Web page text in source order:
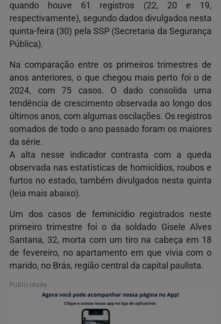
quando houve 61 registros (22, 20 e 19,
respectivamente), segundo dados divulgados nesta
quinta-feira (30) pela SSP (Secretaria da Segurança
Pública).
Na comparação entre os primeiros trimestres de
anos anteriores, o que chegou mais perto foi o de
2024, com 75 casos. O dado consolida uma
tendência de crescimento observada ao longo dos
últimos anos, com algumas oscilações. Os registros
somados de todo o ano passado foram os maiores
da série.
A alta nesse indicador contrasta com a queda
observada nas estatísticas de homicídios, roubos e
furtos no estado, também divulgados nesta quinta
(leia mais abaixo).
Um dos casos de feminicídio registrados neste
primeiro trimestre foi o da soldado Gisele Alves
Santana, 32, morta com um tiro na cabeça em 18
de fevereiro, no apartamento em que vivia com o
marido, no Brás, região central da capital paulista.
Publicidade